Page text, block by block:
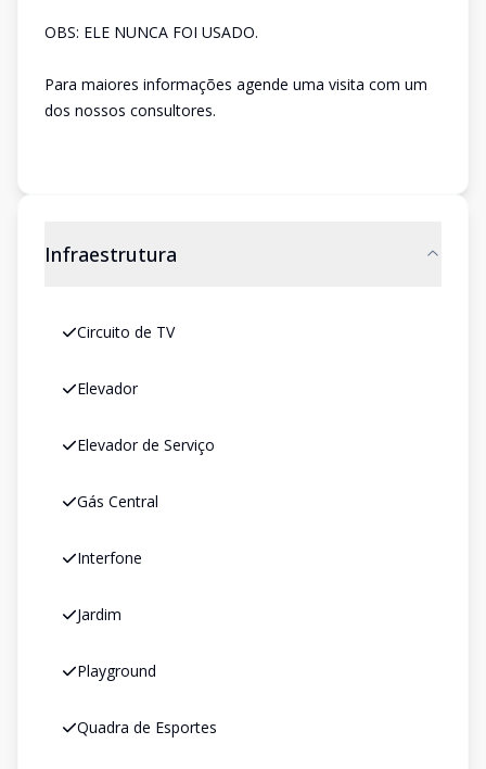
OBS: ELE NUNCA FOI USADO.
Para maiores informações agende uma visita com um
dos nossos consultores.
Infraestrutura
Circuito de TV
Elevador
Elevador de Serviço
Gás Central
Interfone
Jardim
Playground
Quadra de Esportes